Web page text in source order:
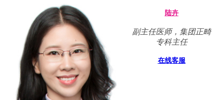
陆卉
副主任医师，集团正畸
专科主任
在线客服